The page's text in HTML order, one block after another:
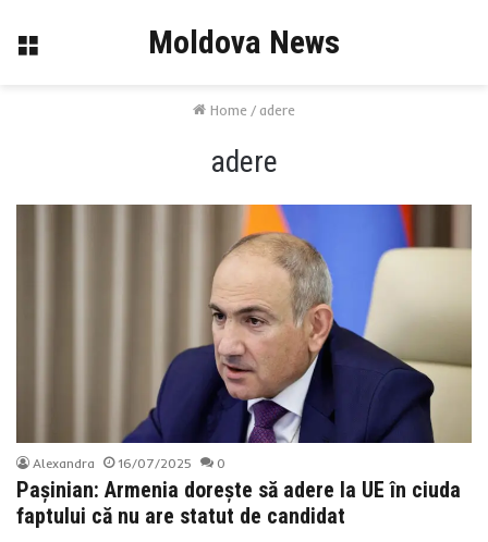
Menu Moldova News
Home /adere
adere
Alexandra 16/07/2025 0
Pașinian: Armenia dorește să adere la UE în ciuda
faptului că nu are statut de candidat